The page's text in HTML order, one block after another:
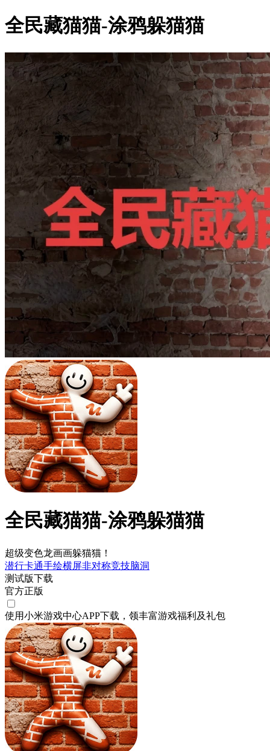
全民藏猫猫-涂鸦躲猫猫
全民藏猫猫-涂鸦躲猫猫
超级变色龙画画躲猫猫！
潜行卡通手绘横屏非对称竞技脑洞
测试版下载
官方正版
使用小米游戏中心APP下载 ，领丰富游戏福利 及礼包